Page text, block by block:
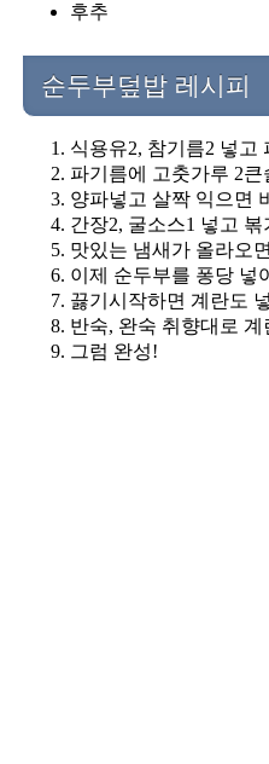
후추
순두부덮밥 레시피
식용유2, 참기름2 넣고
파기름에 고춧가루 2
양파넣고 살짝 익으면
간장2, 굴소스1 넣고 볶
맛있는 냄새가 올라오
이제 순두부를 퐁당 넣
끓기시작하면 계란도
반숙, 완숙 취향대로 계
그럼 완성!